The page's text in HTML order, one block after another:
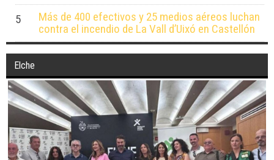
5
Más de 400 efectivos y 25 medios aéreos luchan
contra el incendio de La Vall d’Uixó en Castellón
Elche